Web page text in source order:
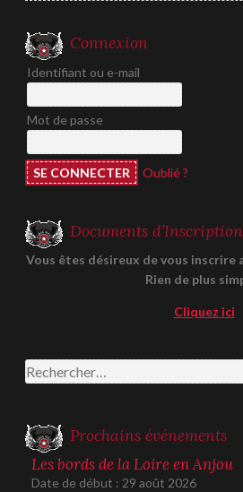
Connexion
Identifiant ou e-mail
Mot de passe
Oublié ?
Documents
Vous êtes désireux de vous inscrire
Rien de plus
Cliquez ici
Rechercher :
Prochains événements
Les bords de la Loire en Anjou
Date de début : 29 août 2026